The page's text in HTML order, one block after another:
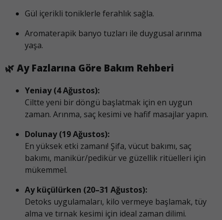
Gül içerikli toniklerle ferahlık sağla.
Aromaterapik banyo tuzları ile duygusal arınma
yaşa.
🌿 Ay Fazlarına Göre Bakım Rehberi
Yeniay (4 Ağustos):
Ciltte yeni bir döngü başlatmak için en uygun
zaman. Arınma, saç kesimi ve hafif masajlar yapın.
Dolunay (19 Ağustos):
En yüksek etki zamanı! Şifa, vücut bakımı, saç
bakımı, manikür/pedikür ve güzellik ritüelleri için
mükemmel.
Ay küçülürken (20–31 Ağustos):
Detoks uygulamaları, kilo vermeye başlamak, tüy
alma ve tırnak kesimi için ideal zaman dilimi.